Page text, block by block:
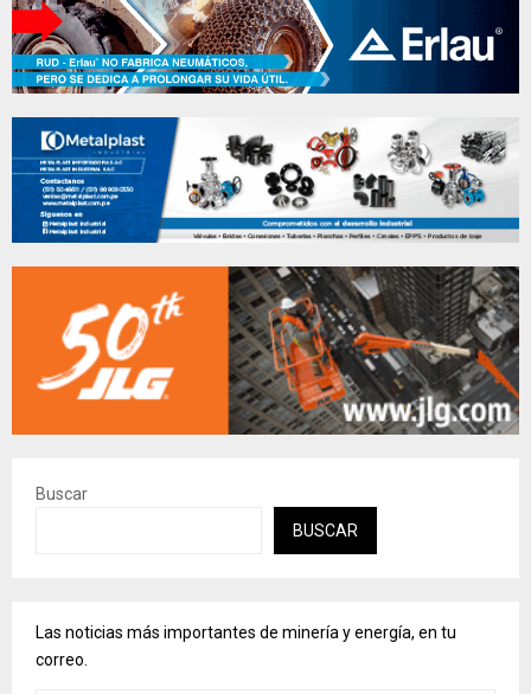
Buscar
BUSCAR
Las noticias más importantes de minería y energía, en tu
correo.